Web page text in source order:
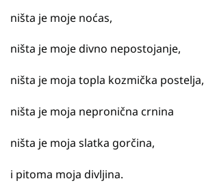
ništa je moje noćas,
ništa je moje divno nepostojanje,
ništa je moja topla kozmička postelja,
ništa je moja nepronična crnina
ništa je moja slatka gorčina,
i pitoma moja divljina.